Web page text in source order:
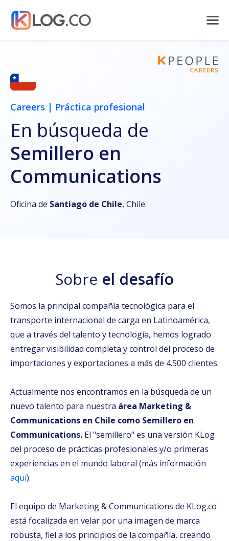
Careers | Práctica profesional
En búsqueda de
Semillero en
Communications
Oficina de Santiago de Chile, Chile.
Sobre el desafío
Somos la principal compañía tecnológica para el
transporte internacional de carga en Latinoamérica,
que a través del talento y tecnología, hemos logrado
entregar visibilidad completa y control del proceso de
importaciones y exportaciones a más de 4.500 clientes.
Actualmente nos encontramos en la búsqueda de un
nuevo talento para nuestra área Marketing &
Communications en Chile como Semillero en
Communications. El "semillero" es una versión KLog
del proceso de prácticas profesionales y/o primeras
experiencias en el mundo laboral (más información
aquí).
El equipo de Marketing & Communications de KLog.co
está focalizada en velar por una imagen de marca
robusta, fiel a los principios de la compañía, creando